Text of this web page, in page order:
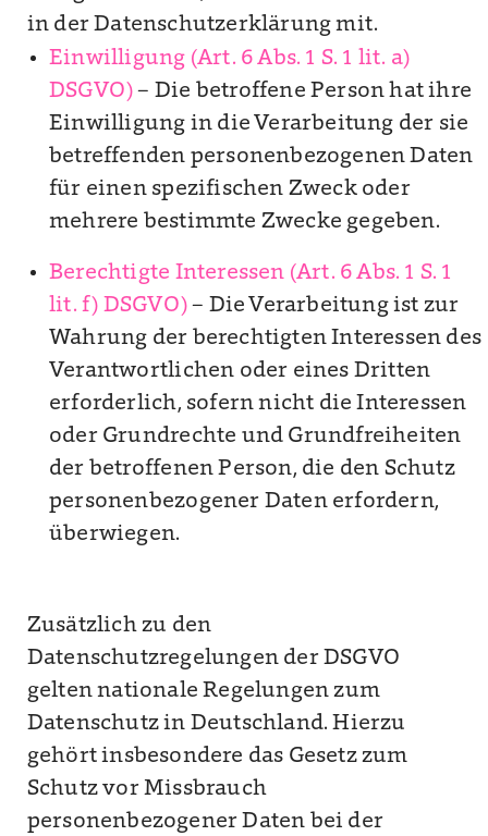
in der Datenschutzerklärung mit.
Einwilligung (Art. 6 Abs. 1 S. 1 lit. a)
DSGVO) – Die betroffene Person hat ihre
Einwilligung in die Verarbeitung der sie
betreffenden personenbezogenen Daten
für einen spezifischen Zweck oder
mehrere bestimmte Zwecke gegeben.
Berechtigte Interessen (Art. 6 Abs. 1 S. 1
lit. f) DSGVO)– Die Verarbeitung ist zur
Wahrung der berechtigten Interessen des
Verantwortlichen oder eines Dritten
erforderlich, sofern nicht die Interessen
oder Grundrechte und Grundfreiheiten
der betroffenen Person, die den Schutz
personenbezogener Daten erfordern,
überwiegen.
Zusätzlich zu den
Datenschutzregelungen der DSGVO
gelten nationale Regelungen zum
Datenschutz in Deutschland. Hierzu
gehört insbesondere das Gesetz zum
Schutz vor Missbrauch
personenbezogener Daten bei der